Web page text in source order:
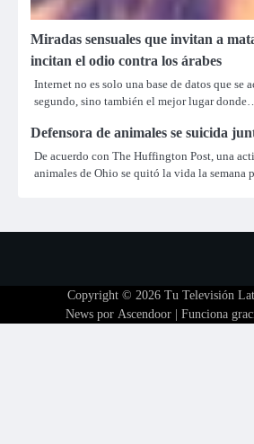
Miradas sensuales que invitan a
incitan el odio contra los árabes
Internet no es solo una base de datos que se
segundo, sino también el mejor lugar
Defensora de animales se suicida
De acuerdo con The Huffington Post, una
animales de Ohio se quitó la vida la semana
Copyright © 2026 Tu Televisión
News por Ascendoor | Funciona